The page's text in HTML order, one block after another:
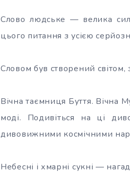
Слово людське — велика
цього питання з усією
Словом був створений
Вічна таємниця Буття. Вічна
моді. Подивіться на ці
дивовижними космічними
Небесні і хмарні сукні —